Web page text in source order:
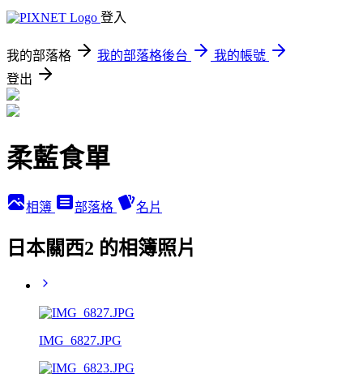
登入
我的部落格 我的部落格後台
我的帳號
登出
柔藍食單
相簿 部落格 名片
日本關西2 的相簿照片
IMG_6827.JPG